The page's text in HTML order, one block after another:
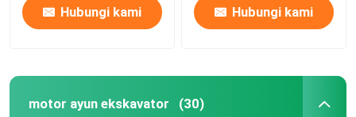
Hubungi kami Hubungi kami
motor ayun ekskavator (30)